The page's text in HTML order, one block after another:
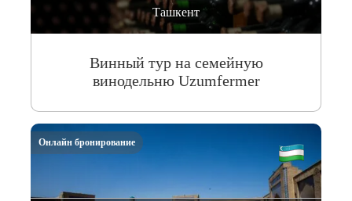
Ташкент
Винный тур на семейную
винодельню Uzumfermer
Онлайн бронирование